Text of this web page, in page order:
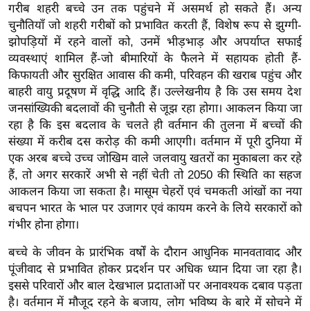
मी
क्षा
B
r
e
a
k
i
n
g
N
e
w
ला
इ
फ
गरीब शहरी बच्चे उन तक पहुंचने में असमर्थ हो सकते हैं। अन्य
चुनौतियाँ जो शहरी गरीबों को प्रभावित करती हैं, विशेष रूप से झुग्गी-
झोपड़ियों में रहने वालों को, उनमें भीड़भाड़ और अपर्याप्त सफाई
व्यवस्थाएं शामिल हैं-जो बीमारियों के फैलने में सहायक होती हैं-
किफायती और सुरक्षित आवास की कमी, परिवहन की खराब पहुंच और
बाहरी वायु प्रदूषण में वृद्धि आदि हैं। उल्लेखनीय है कि उस समय देश
जनसांख्यिकी बदलावों की चुनौती से जूझ रहा होगा। आकलन किया जा
रहा है कि इस बदलाव के चलते ही वर्तमान की तुलना में बच्चों की
संख्या में करीब दस करोड़ की कमी आएगी। वर्तमान में पूरी दुनिया में
एक अरब बच्चे उच्च जोखिम वाले जलवायु खतरों का मुकाबला कर रहे
हैं, तो अगर सरकारें अभी से नहीं चेती तो 2050 की स्थिति का सहज
आकलन किया जा सकता है। मासूम चेहरों एवं चमकती आंखों का नया
बचपन भारत के भाल पर उजागर एवं कायम करने के लिये सरकारों को
गंभीर होना होगा।
बच्चे के जीवन के प्रारंभिक वर्षों के दौरान आधुनिक मानवतावाद और
पूंजीवाद से प्रभावित होकर प्रदर्शन पर अधिक ध्यान दिया जा रहा है।
इससे परिवारों और बाल देखभाल प्रदाताओं पर अनावश्यक दबाव पड़ता
है। वर्तमान में मौजूद रहने के बजाय, लोग भविष्य के बारे में सोचने में